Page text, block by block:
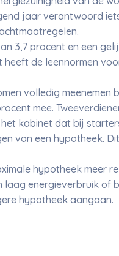
jaar verantwoord
3,7 procent en een
heeft de leennormen
volledig meenemen
mee.
het kabinet dat bij
van een hypotheek.
hypotheek meer
energieverbruik of
hypotheek aangaan.